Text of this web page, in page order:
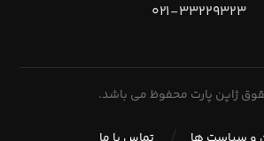
۰۲۱-۳۳۲۲۹۳۲۳
ژاپن پارت محفوظ می باشد.